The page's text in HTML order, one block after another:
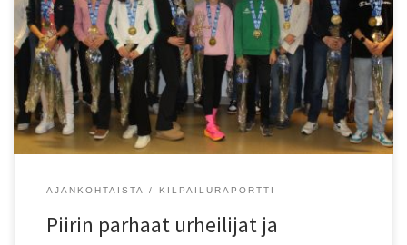
Facebooki-sivuilla Onnittelut kaikille palkituille. Tilaisuudessa
esitetty piirin parhaat 2023 urheilijoista Juha Kylänpää LAJI
TULOS saavutus Valmentaja Naiset Eveliina Määttänen EspTa 800 m
1.59,81 pe, ka-2 MM-ve, SM-2 Jan Petra? N22 Anna Pursiainen
EspTa 100 m 11,46/23,77 pe-22 EM22- SM-3, […]
AJANKOHTAISTA KILPAILURAPORTTI
Piirin parhaat urheilijat ja